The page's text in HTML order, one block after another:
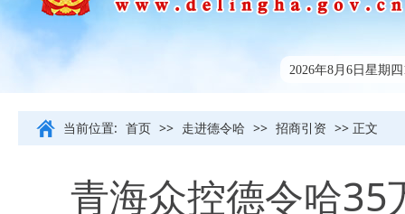
2026年8月6日星期四
当前位置: 首页 >> 走进德令哈 >> 招商引资 >> 正文
青海众控德令哈35